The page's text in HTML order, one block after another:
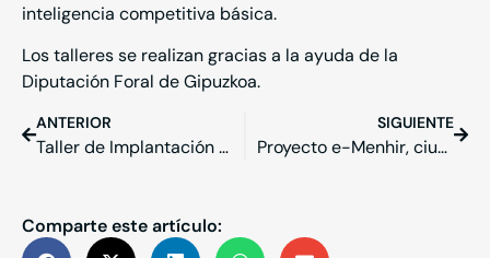
inteligencia competitiva básica.
Los talleres se realizan gracias a la ayuda de la
Diputación Foral de Gipuzkoa.
ANTERIOR
Taller de Implantación de sistemas de Inteligencia Competitiva en la empresa – Adegi
SIGUIENTE
Proyecto e-Menhir, ciudades inteligentes con label vasco en Onda Vasca
Comparte este artículo: